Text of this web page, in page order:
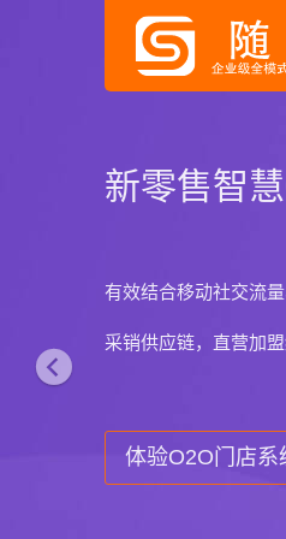
随商国际
国外独立运营及多
适用于国外网店和
了解详情
s